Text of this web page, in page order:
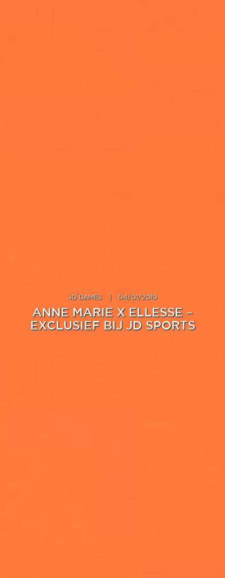
JD DAMES 04/01/2019
ANNE MARIE X ELLESSE –
EXCLUSIEF BIJ JD SPORTS